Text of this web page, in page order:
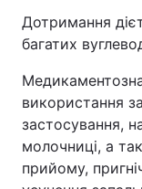
Дотримання
багатих
використання
застосування,
молочниці, а
прийому,